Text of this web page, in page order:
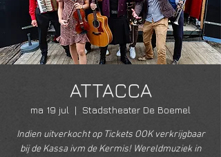
ATTACCA
ma 19 jul
  |
Stadstheater De Boemel
Indien uitverkocht op Tickets OOK verkrijgbaar
bij de Kassa ivm de Kermis! Wereldmuziek in